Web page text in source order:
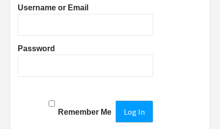
Username or Email
Password
Remember Me